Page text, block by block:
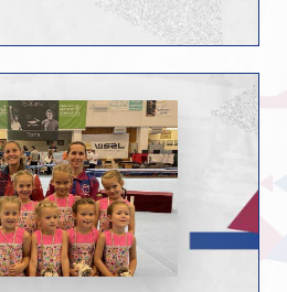
8. helyezést ért el – 80,664
tornászai között.
hozott, hanem
AC tehetsége stabil,
lépett pályára a világ
versenyén, és ezzel a
egyik legerősebb nemzetközi